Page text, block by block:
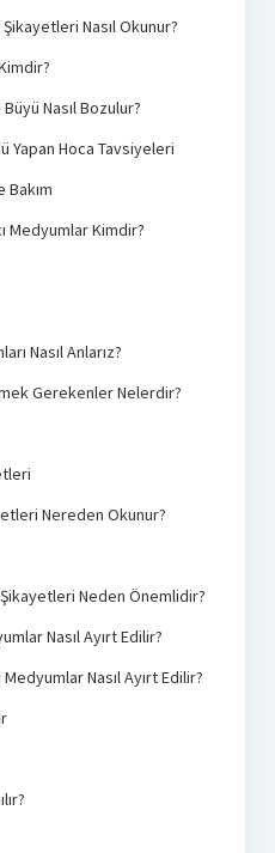
Nasıl Okunur?
Nasıl Bozulur?
Yapan Hoca Tavsiyeleri
Bakım
Medyumlar Kimdir?
Nasıl Anlarız?
Gerekenler Nelerdir?
Nereden Okunur?
Neden Önemlidir?
Nasıl Ayırt Edilir?
Nasıl Ayırt Edilir?